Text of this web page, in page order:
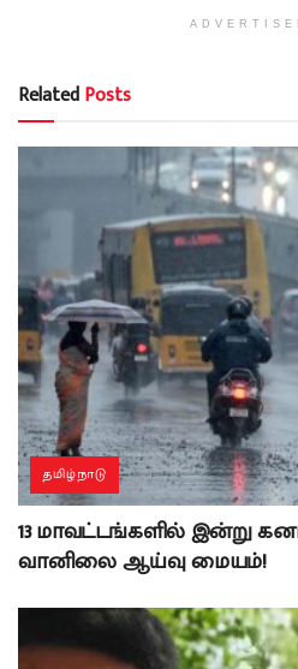
RelatedPosts
தமிழ்நாடு
13 மாவட்டங்களில் இன்று
வானிலை ஆய்வு மையம்!